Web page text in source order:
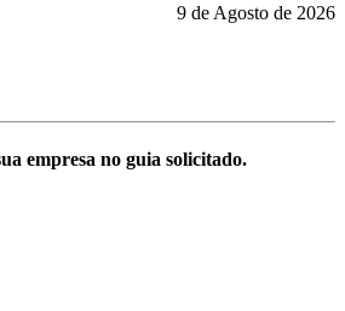
9 de Agosto de 2026
empresa no guia solicitado.